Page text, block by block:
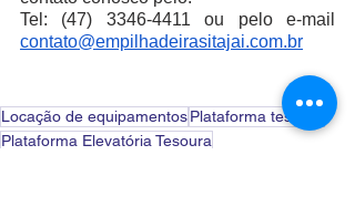
contato@empilhadeirasitajai.com.br
Locação de equipamentosPlataforma tesoura
Plataforma Elevatória Tesoura